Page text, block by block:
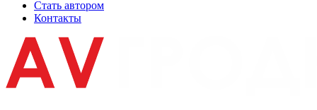
Стать автором
Контакты